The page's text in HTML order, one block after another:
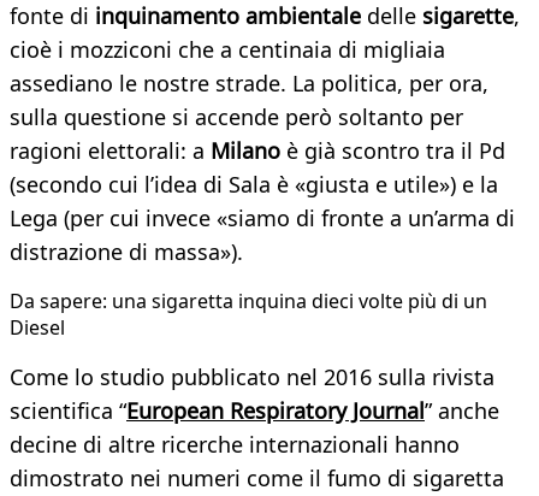
fonte di inquinamento ambientale delle sigarette,
cioè i mozziconi che a centinaia di migliaia
assediano le nostre strade. La politica, per ora,
sulla questione si accende però soltanto per
ragioni elettorali: a Milano è già scontro tra il Pd
(secondo cui l’idea di Sala è «giusta e utile») e la
Lega (per cui invece «siamo di fronte a un’arma di
distrazione di massa»).
Da sapere: una sigaretta inquina dieci volte più di un
Diesel
Come lo studio pubblicato nel 2016 sulla rivista
scientifica “European Respiratory Journal” anche
decine di altre ricerche internazionali hanno
dimostrato nei numeri come il fumo di sigaretta